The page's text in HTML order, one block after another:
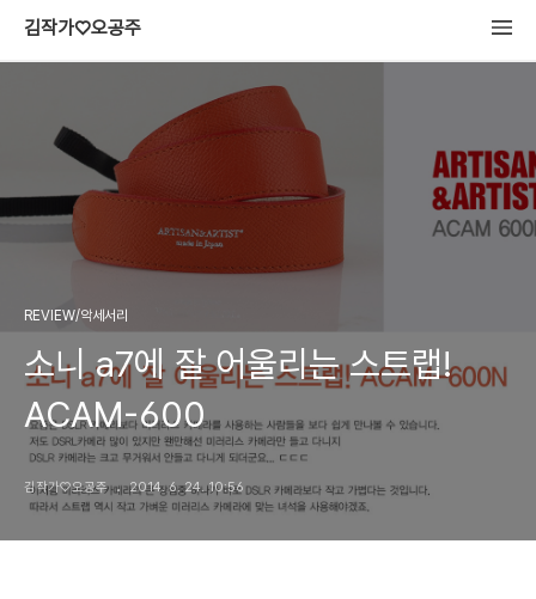
김작가♡오공주
REVIEW/악세서리
소니 a7에 잘 어울리는 스트랩!
ACAM-600
김작가♡오공주 2014. 6. 24. 10:56